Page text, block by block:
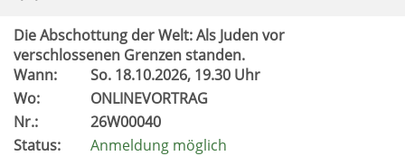
Die Abschottung der Welt: Als Juden vor
verschlossenen Grenzen standen.
Wann:
So. 18.10.2026, 19.30 Uhr
Wo:
ONLINEVORTRAG
Nr.:
26W00040
Status:
Anmeldung möglich